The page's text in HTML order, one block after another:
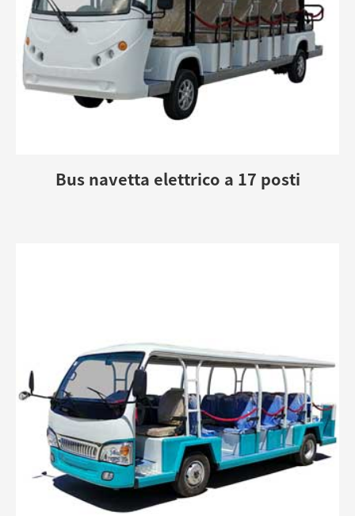
Bus navetta elettrico a 17 posti